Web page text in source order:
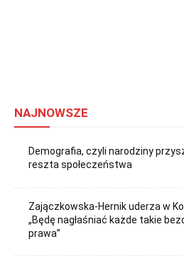
NAJNOWSZE
Demografia, czyli narodziny
reszta społeczeństwa
Zajączkowska-Hernik uderza w
„Będę nagłaśniać każde takie
prawa”